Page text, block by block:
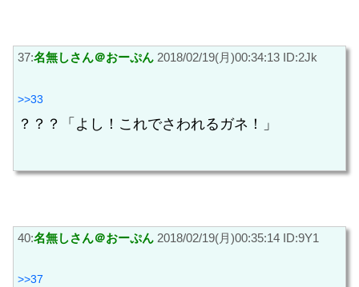
37:名無しさん＠おーぷん 2018/02/19(月)00:34:13 ID:2Jk
>>33
？？？「よし！これでさわれるガネ！」
40:名無しさん＠おーぷん 2018/02/19(月)00:35:14 ID:9Y1
>>37